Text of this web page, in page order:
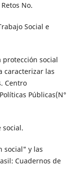
No.
Social e
protección social
caracterizar las
Centro
Públicas(N°
social.
social" y las
Cuadernos de